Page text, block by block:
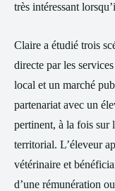
très intéressant
Claire a étudié trois
directe par les
local et un marché
partenariat avec un
pertinent, à la fois sur
territorial. L’éleveur
vétérinaire et
d’une rémunération